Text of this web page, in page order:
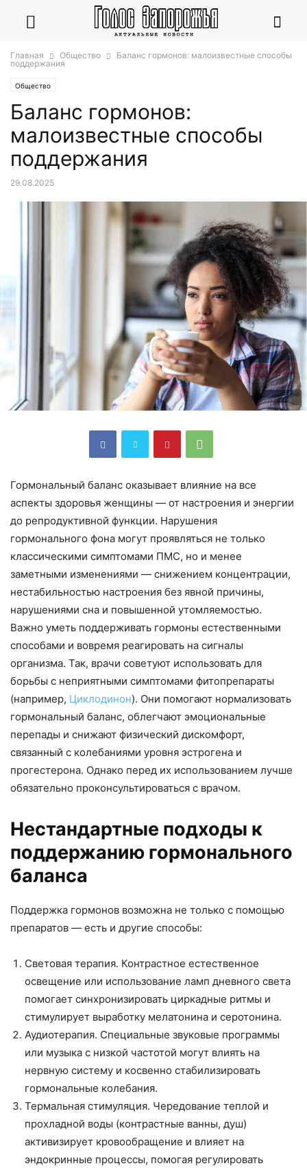
Главная Общество
Баланс гормонов: малоизвестные способы
поддержания
Общество
Баланс гормонов:
малоизвестные способы
поддержания
29.08.2025
Гормональный баланс оказывает влияние на все
аспекты здоровья женщины — от настроения и энергии
до репродуктивной функции. Нарушения
гормонального фона могут проявляться не только
классическими симптомами ПМС, но и менее
заметными изменениями — снижением концентрации,
нестабильностью настроения без явной причины,
нарушениями сна и повышенной утомляемостью.
Важно уметь поддерживать гормоны естественными
способами и вовремя реагировать на сигналы
организма. Так, врачи советуют использовать для
борьбы с неприятными симптомами фитопрепараты
(например, Циклодинон). Они помогают нормализовать
гормональный баланс, облегчают эмоциональные
перепады и снижают физический дискомфорт,
связанный с колебаниями уровня эстрогена и
прогестерона. Однако перед их использованием лучше
обязательно проконсультироваться с врачом.
Нестандартные подходы к
поддержанию гормонального
баланса
Поддержка гормонов возможна не только с помощью
препаратов — есть и другие способы:
Световая терапия. Контрастное естественное
освещение или использование ламп дневного света
помогает синхронизировать циркадные ритмы и
стимулирует выработку мелатонина и серотонина.
Аудиотерапия. Специальные звуковые программы
или музыка с низкой частотой могут влиять на
нервную систему и косвенно стабилизировать
гормональные колебания.
Термальная стимуляция. Чередование теплой и
прохладной воды (контрастные ванны, душ)
активизирует кровообращение и влияет на
эндокринные процессы, помогая регулировать